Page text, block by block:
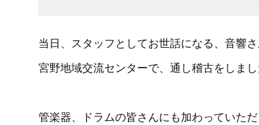
当日、スタッフとしてお世話になる、音響
宮野地域交流センターで、通し稽古をしまし
管楽器、ドラムの皆さんにも加わっていた